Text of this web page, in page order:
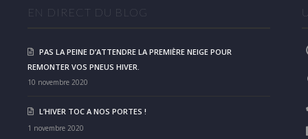
EN DIRECT DU BLOG
PAS LA PEINE D’ATTENDRE LA PREMIÈRE NEIGE POUR
REMONTER VOS PNEUS HIVER.
10 novembre 2020
L’HIVER TOC A NOS PORTES !
1 novembre 2020